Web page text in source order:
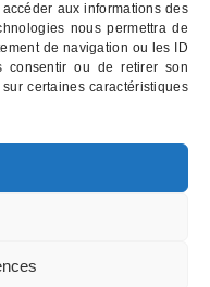
aux informations des
nous permettra de
de navigation ou les ID
ou de retirer son
certaines caractéristiques
82 11 22 85
d'Etigny - 64000 PAU